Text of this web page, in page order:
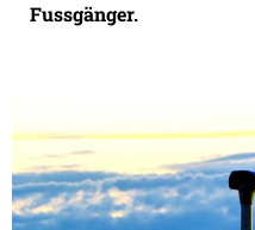
Fussgänger.